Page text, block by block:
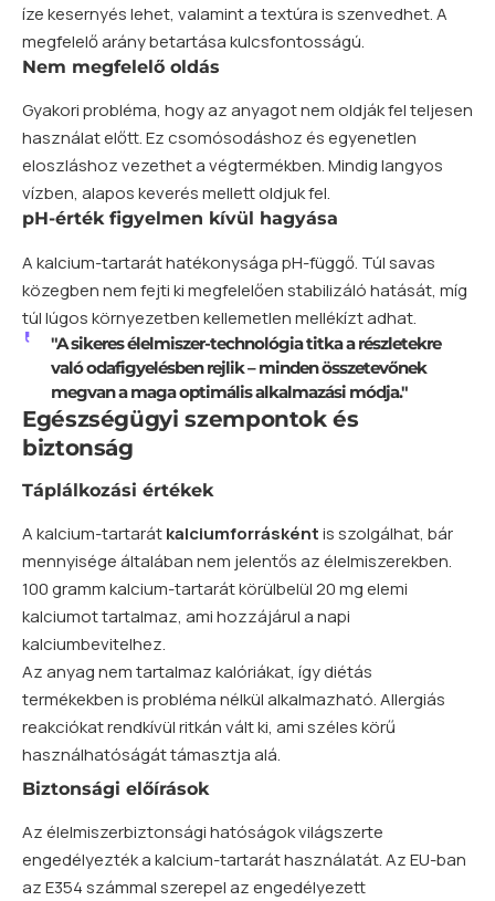
íze kesernyés lehet, valamint a textúra is szenvedhet. A
megfelelő arány betartása kulcsfontosságú.
Nem megfelelő oldás
Gyakori probléma, hogy az anyagot nem oldják fel teljesen
használat előtt. Ez csomósodáshoz és egyenetlen
eloszláshoz vezethet a végtermékben. Mindig langyos
vízben, alapos keverés mellett oldjuk fel.
pH-érték figyelmen kívül hagyása
A kalcium-tartarát hatékonysága pH-függő. Túl savas
közegben nem fejti ki megfelelően stabilizáló hatását, míg
túl lúgos környezetben kellemetlen mellékízt adhat.
"A sikeres élelmiszer-technológia titka a részletekre
való odafigyelésben rejlik – minden összetevőnek
megvan a maga optimális alkalmazási módja."
Egészségügyi szempontok és
biztonság
Táplálkozási értékek
A kalcium-tartarátkalciumforráskéntis szolgálhat, bár
mennyisége általában nem jelentős az élelmiszerekben.
100 gramm kalcium-tartarát körülbelül 20 mg elemi
kalciumot tartalmaz, ami hozzájárul a napi
kalciumbevitelhez.
Az anyag nem tartalmaz kalóriákat, így diétás
termékekben is probléma nélkül alkalmazható. Allergiás
reakciókat rendkívül ritkán vált ki, ami széles körű
használhatóságát támasztja alá.
Biztonsági előírások
Az élelmiszerbiztonsági hatóságok világszerte
engedélyezték a kalcium-tartarát használatát. Az EU-ban
az E354 számmal szerepel az engedélyezett